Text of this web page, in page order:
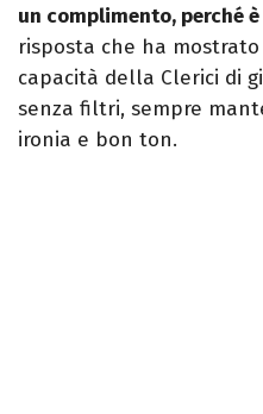
un complimento, perché
risposta che ha
capacità della Clerici di
senza filtri, sempre
ironia e bon ton.